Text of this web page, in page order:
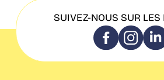
SUIVEZ-NOUS SUR LES